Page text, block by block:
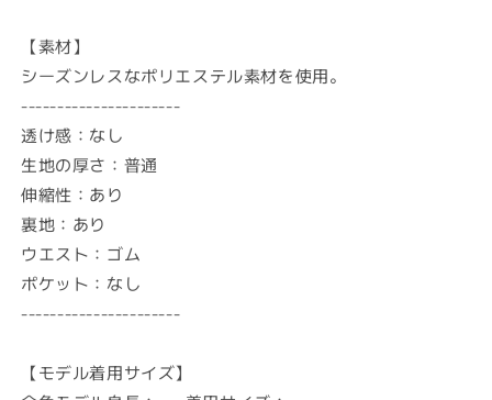
【素材】
シーズンレスなポリエステル素材を使用。
----------------------
透け感：なし
生地の厚さ：普通
伸縮性：あり
裏地：あり
ウエスト：ゴム
ポケット：なし
----------------------
【モデル着用サイズ】